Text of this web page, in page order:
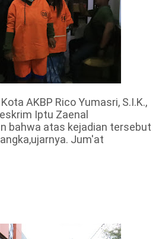
AKBP Rico Yumasri, S.I.K.,
Iptu Zaenal
bahwa atas kejadian tersebut
Jum'at